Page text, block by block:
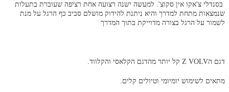
בסנדלי צ'אקו אין סקוצ'. למעשה ישנה רצועה אחת רציפה שעוברת בתעלות
שנמצאות מתחת למדרך והיא ניתנת להידוק מושלם סביב כף הרגל על מנת
לשמור על הרגל בצורה מדוייקת בתוך המדרך
דגם הZ VOLV קל יותר מהדגם הקלאסי והקלווד.
מתאים לשימוש יומיומי וטיולים קלים.